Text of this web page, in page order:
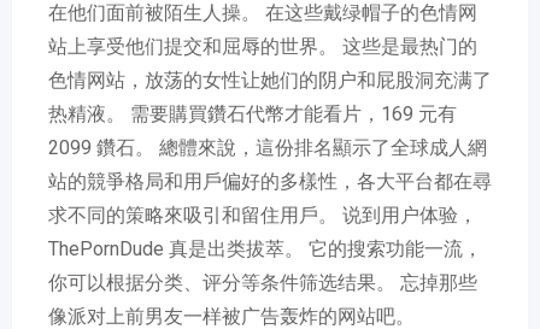
在他们面前被陌生人操。 在这些戴绿帽子的色情网
站上享受他们提交和屈辱的世界。 这些是最热门的
色情网站，放荡的女性让她们的阴户和屁股洞充满了
热精液。 需要購買鑽石代幣才能看片，169 元有
2099 鑽石。 總體來說，這份排名顯示了全球成人網
站的競爭格局和用戶偏好的多樣性，各大平台都在尋
求不同的策略來吸引和留住用戶。 说到用户体验，
ThePornDude 真是出类拔萃。 它的搜索功能一流，
你可以根据分类、评分等条件筛选结果。 忘掉那些
像派对上前男友一样被广告轰炸的网站吧。